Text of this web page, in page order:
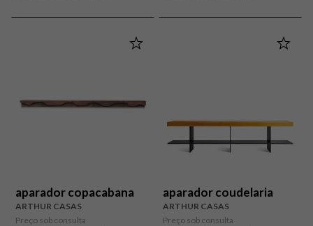
aparador copacabana
ARTHUR CASAS
Preço sob consulta
aparador coudelaria
ARTHUR CASAS
Preço sob consulta